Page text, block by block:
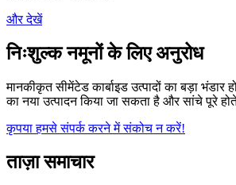
और देखें
निःशुल्क नमूनों के लिए अनुरोध
मानकीकृत सीमेंटेड कार्बाइड उत्पादों का बड़ा भंडार
का नया उत्पादन किया जा सकता है और सांचे पूरे
कृपया हमसे संपर्क करने में संकोच न करें!
ताज़ा समाचार